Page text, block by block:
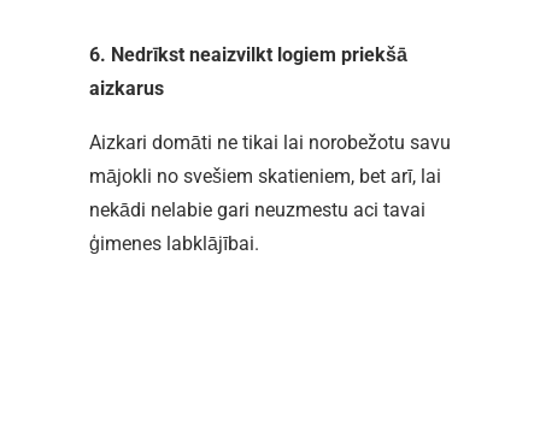
6. Nedrīkst neaizvilkt logiem priekšā
aizkarus
Aizkari domāti ne tikai lai norobežotu savu
mājokli no svešiem skatieniem, bet arī, lai
nekādi nelabie gari neuzmestu aci tavai
ģimenes labklājībai.